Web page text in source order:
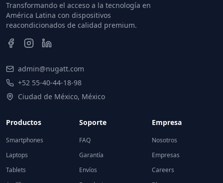
Transformando el acceso a la tecnología en
América Latina con dispositivos
reacondicionados de calidad premium.
admin@nugatt.com
+52 55-40-44-18-98
Ciudad de México, México
Productos
Smartphones
Laptops
Tablets
Soporte
FAQ
Garantía
Envíos
Empresa
Nosotros
Empresas
Careers